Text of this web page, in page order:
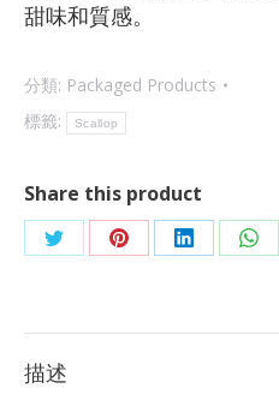
甜味和質感。
分類: Packaged Products
標籤:
Scallop
Share this product
描述